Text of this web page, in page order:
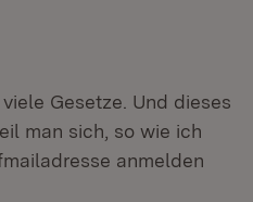
Gesetze. Und dieses
man sich, so wie ich
anmelden